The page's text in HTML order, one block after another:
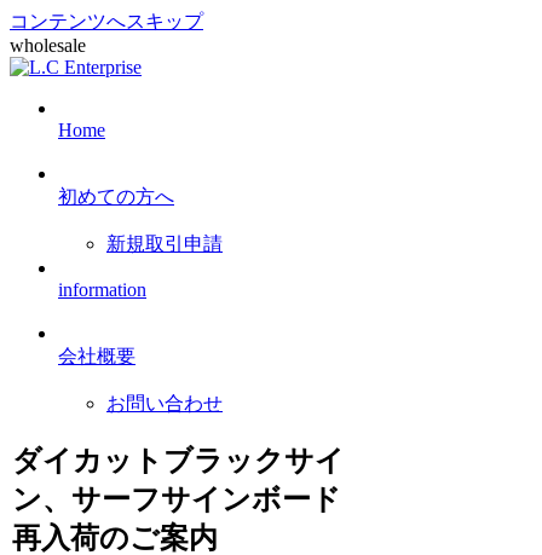
コンテンツへスキップ
wholesale
Home
初めての方へ
新規取引申請
information
会社概要
お問い合わせ
ダイカットブラックサイ
ン、サーフサインボード
再入荷のご案内